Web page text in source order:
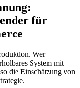
für
Wer
System mit
die Einschätzung von